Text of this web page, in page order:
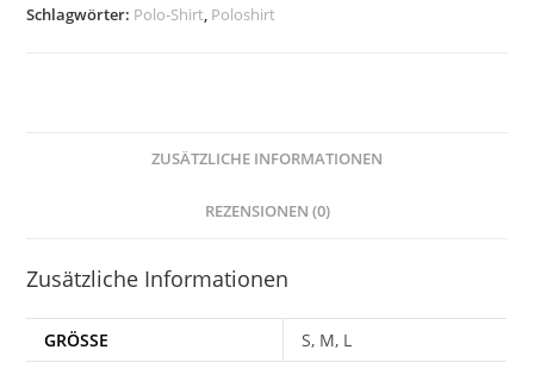
Menge
Schlagwörter: Polo-Shirt, Poloshirt
ZUSÄTZLICHE INFORMATIONEN
REZENSIONEN (0)
Zusätzliche Informationen
GRÖSSE S, M, L